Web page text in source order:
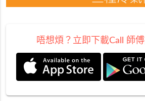
唔想煩？立即下載Call 師傅